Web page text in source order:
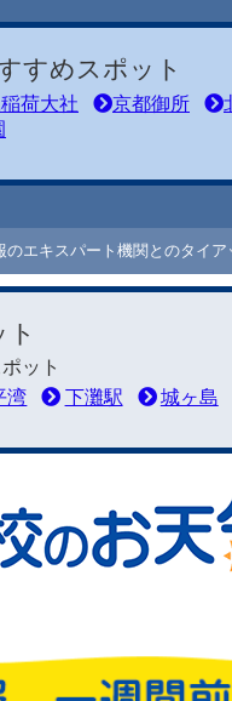
すめスポット
荷大社 京都御所
エキスパート機関とのタイ
ット
湾 下灘駅 城ヶ島